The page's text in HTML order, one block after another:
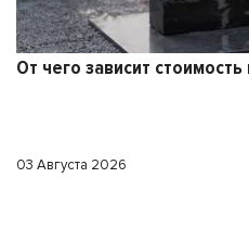
От чего зависит
03 Августа 2026